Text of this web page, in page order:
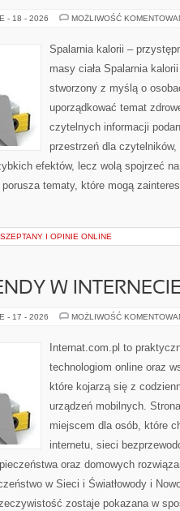
- 18 - 2026 MOŻLIWOŚĆ
Spalarnia kalorii –
masy ciała Spalarnia
stworzony z myślą o
uporządkować temat
czytelnych informacji
przestrzeń dla
efektów, lecz wolą spojrzeć
tematy, które mogą
I OPINIE ONLINE
W
- 17 - 2026 MOŻLIWOŚĆ
Internat.com.pl to
technologiom online oraz
które kojarzą się z
urządzeń mobilnych.
miejscem dla osób, które
internetu, sieci
oraz domowych
w Sieci i Światłowody i
zostaje pokazana w